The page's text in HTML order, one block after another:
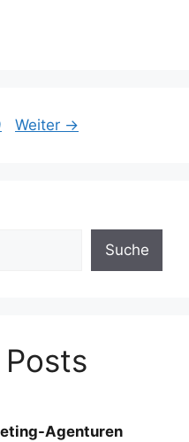
Weiter →
Suche
Agenturen